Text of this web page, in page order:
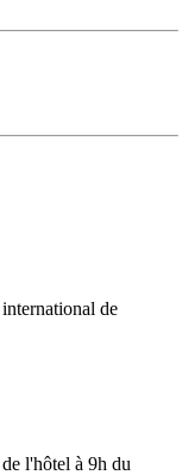
de
l'hôtel à 9h du